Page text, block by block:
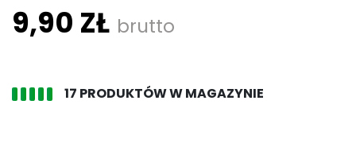
9,90 ZŁ brutto
17 PRODUKTÓW W MAGAZYNIE